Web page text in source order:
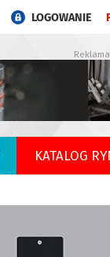
LOGOWANIE
Reklama
KATALOG